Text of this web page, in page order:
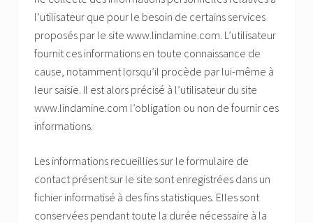
l’utilisateur que pour le besoin de certains services
proposés par le site www.lindamine.com. L’utilisateur
fournit ces informations en toute connaissance de
cause, notamment lorsqu’il procède par lui-même à
leur saisie. Il est alors précisé à l’utilisateur du site
www.lindamine.com l’obligation ou non de fournir ces
informations.
Les informations recueillies sur le formulaire de
contact présent sur le site sont enregistrées dans un
fichier informatisé à des fins statistiques. Elles sont
conservées pendant toute la durée nécessaire à la